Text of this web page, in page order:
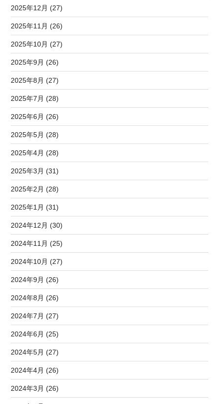
2025年12月 (27)
2025年11月 (26)
2025年10月 (27)
2025年9月 (26)
2025年8月 (27)
2025年7月 (28)
2025年6月 (26)
2025年5月 (28)
2025年4月 (28)
2025年3月 (31)
2025年2月 (28)
2025年1月 (31)
2024年12月 (30)
2024年11月 (25)
2024年10月 (27)
2024年9月 (26)
2024年8月 (26)
2024年7月 (27)
2024年6月 (25)
2024年5月 (27)
2024年4月 (26)
2024年3月 (26)